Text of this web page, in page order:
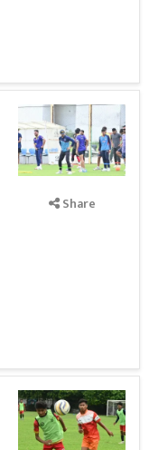
Share